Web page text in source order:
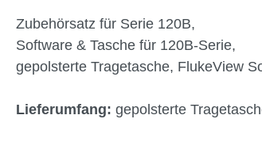
Zubehörsatz für Serie 120B,
Software & Tasche für 120B-Serie,
gepolsterte Tragetasche, FlukeView
Lieferumfang: gepolsterte